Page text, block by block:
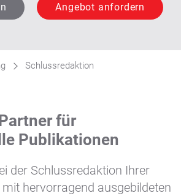
Angebot anfordern
Schlussredaktion
für
Publikationen
der Schlussredaktion Ihrer
hervorragend ausgebildeten